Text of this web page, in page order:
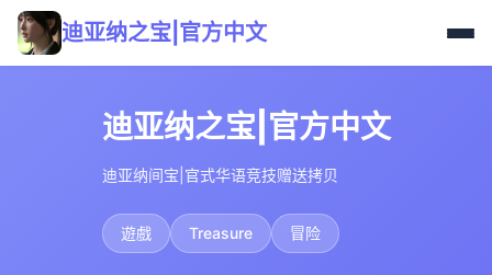
迪亚纳之宝|官方中文
迪亚纳之宝|官方中文
迪亚纳间宝|官式华语竞技赠送拷贝
遊戲 Treasure 冒险